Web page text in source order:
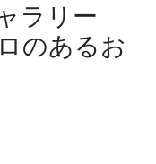
ラリー
のあるお